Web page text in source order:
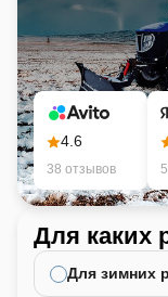
4.6
38 отзывов
Для каких
Для зимних